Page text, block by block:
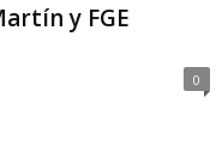
y FGE
0